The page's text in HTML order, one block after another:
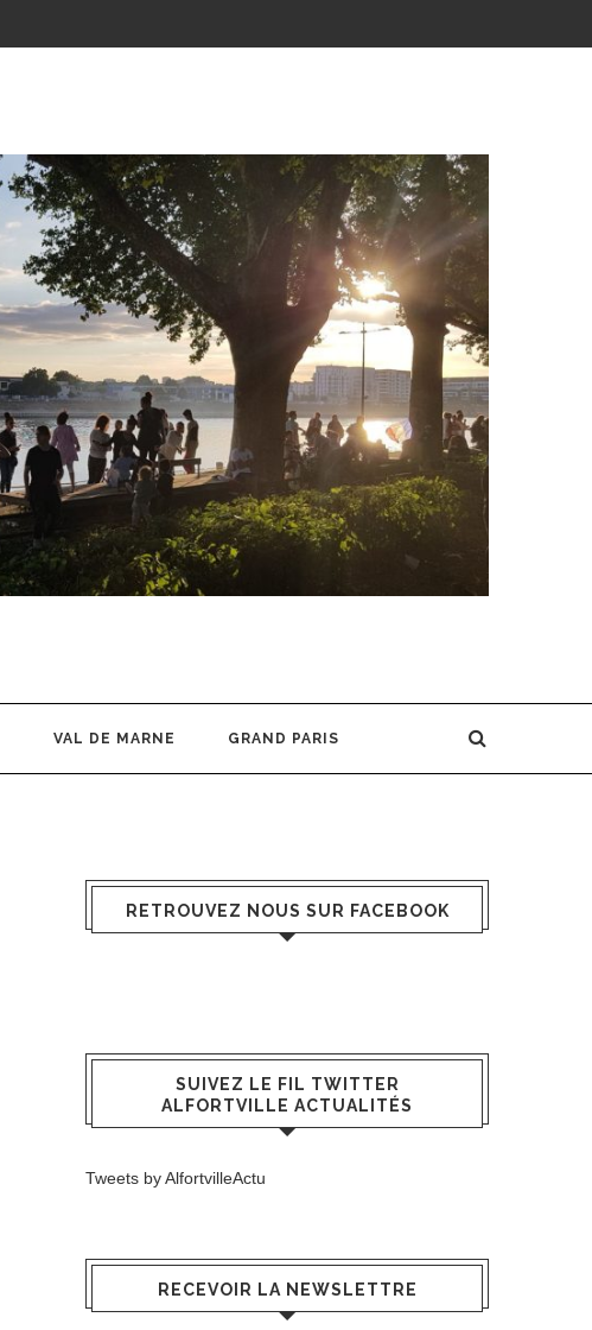
VAL DE MARNE GRAND PARIS
RETROUVEZ NOUS SUR FACEBOOK
SUIVEZ LE FIL TWITTER
ALFORTVILLE ACTUALITÉS
Tweets by AlfortvilleActu
RECEVOIR LA NEWSLETTRE